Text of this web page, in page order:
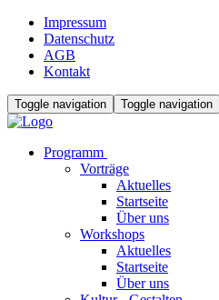
Impressum
Datenschutz
AGB
Kontakt
Toggle navigation Toggle navigation
Programm
Vorträge
Aktuelles
Startseite
Über uns
Workshops
Aktuelles
Startseite
Über uns